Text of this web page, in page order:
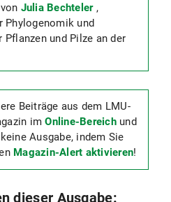
Julia Bechteler,
Phylogenomik und
Pflanzen und Pilze an der
Beiträge aus dem LMU-
imOnline-Bereichund
Ausgabe, indem Sie
Magazin-Alert aktivieren!
dieser Ausgabe: